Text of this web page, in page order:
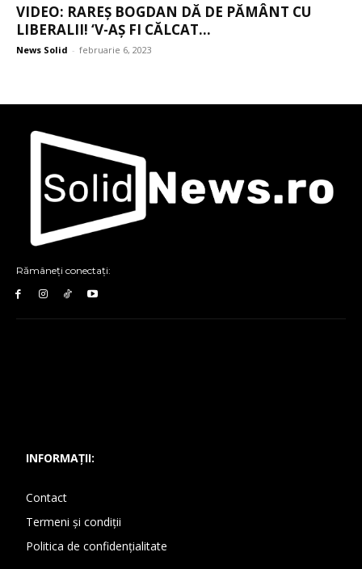
VIDEO: RAREȘ BOGDAN DĂ DE PĂMÂNT CU
LIBERALII! ‘V-AȘ FI CĂLCAT...
News Solid - februarie 6, 2023
Rămâneți conectați:
INFORMAȚII:
Contact
Termeni și condiții
Politica de confidențialitate